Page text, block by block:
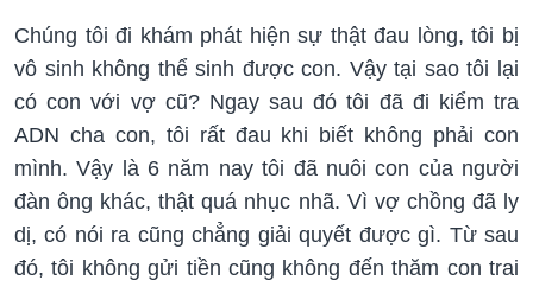
Chúng tôi đi khám phát hiện sự thật đau lòng, tôi bị
vô sinh không thể sinh được con. Vậy tại sao tôi lại
có con với vợ cũ? Ngay sau đó tôi đã đi kiểm tra
ADN cha con, tôi rất đau khi biết không phải con
mình. Vậy là 6 năm nay tôi đã nuôi con của người
đàn ông khác, thật quá nhục nhã. Vì vợ chồng đã ly
dị, có nói ra cũng chẳng giải quyết được gì. Từ sau
đó, tôi không gửi tiền cũng không đến thăm con trai